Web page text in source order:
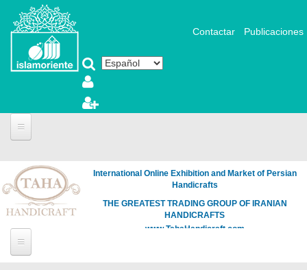
Pasar al contenido principal
Contactar Publicaciones
International Online Exhibition and Market of Persian
Handicrafts
THE GREATEST TRADING GROUP OF IRANIAN
HANDICRAFTS
www.TahaHandicraft.com